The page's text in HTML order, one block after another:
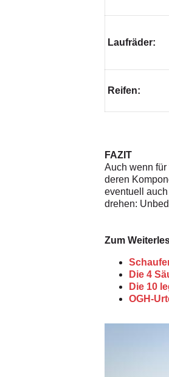
Laufräder:
Reifen:
FAZIT
Auch wenn
deren
eventuell
drehen:
Zum
Die 4
Die 10
OGH-